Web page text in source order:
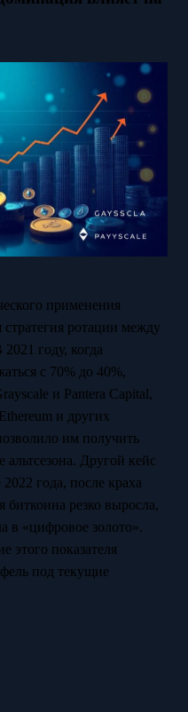
применения
стратегия ротации между
году, когда
с 70% до 40%,
и Pantera Capital,
и других
им получить
Другой кейс
года, после краха
биткоина резко выросла,
в «цифровое золото».
этого показателя
под текущие